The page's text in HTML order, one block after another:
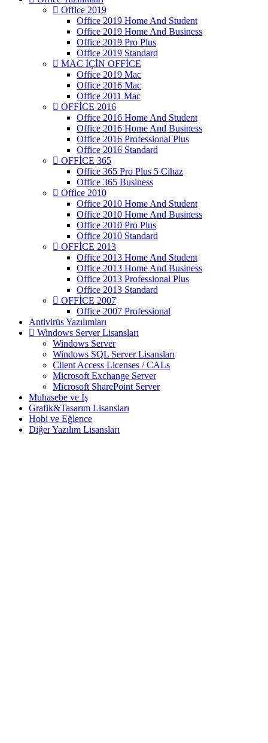
Office 2019
Office 2019 Home And Student
Office 2019 Home And Business
Office 2019 Pro Plus
Office 2019 Standard
MAC İÇİN OFFİCE
Office 2019 Mac
Office 2016 Mac
Office 2011 Mac
OFFİCE 2016
Office 2016 Home And Student
Office 2016 Home And Business
Office 2016 Professional Plus
Office 2016 Standard
OFFİCE 365
Office 365 Pro Plus 5 Cihaz
Office 365 Business
Office 2010
Office 2010 Home And Student
Office 2010 Home And Business
Office 2010 Pro Plus
Office 2010 Standard
OFFİCE 2013
Office 2013 Home And Student
Office 2013 Home And Business
Office 2013 Professional Plus
Office 2013 Standard
OFFİCE 2007
Office 2007 Professional
Antivirüs Yazılımları
Windows Server Lisansları
Windows Server
Windows SQL Server Lisansları
Client Access Licenses / CALs
Microsoft Exchange Server
Microsoft SharePoint Server
Muhasebe ve İş
Grafik&Tasarım Lisansları
Hobi ve Eğlence
Diğer Yazılım Lisansları